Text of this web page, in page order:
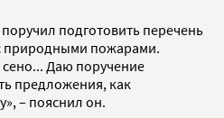
подготовить перечень
природными пожарами.
сено... Даю поручение
предложения, как
– пояснил он.